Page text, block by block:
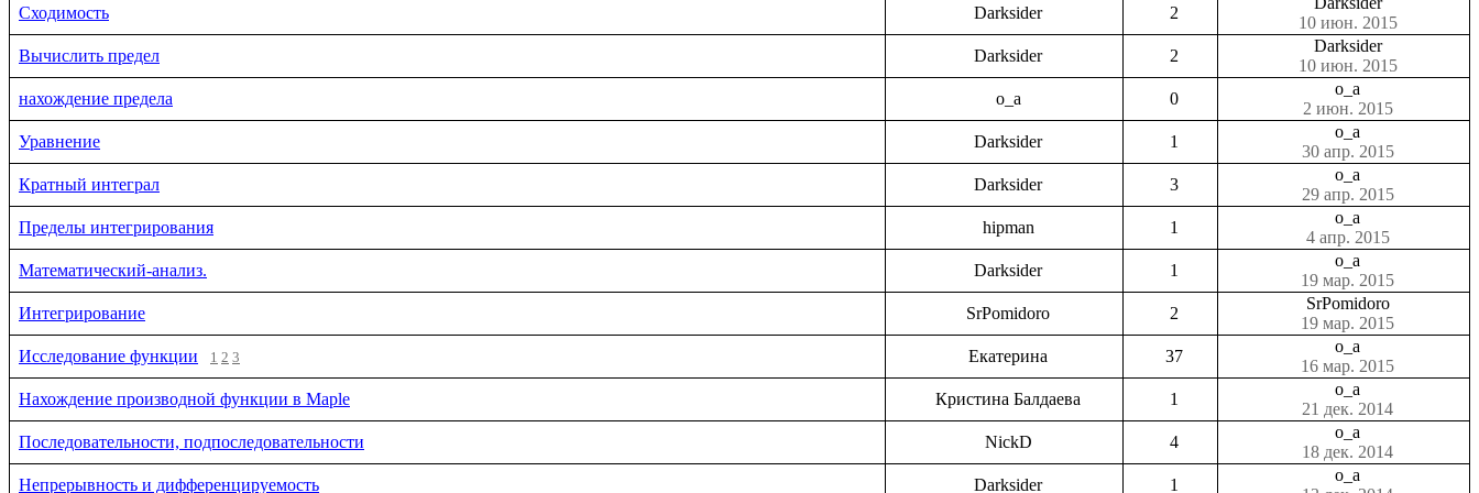
Сходимость
Darksider 2
10 июн. 2015
Вычислить предел
Darksider 2
Darksider
10 июн. 2015
нахождение предела
o_a 0
o_a
2 июн. 2015
Уравнение
Darksider 1
o_a
30 апр. 2015
Кратный интеграл
Darksider 3
o_a
29 апр. 2015
Пределы интегрирования
hipman 1
o_a
4 апр. 2015
Математический-анализ.
Darksider 1
o_a
19 мар. 2015
Интегрирование
SrPomidoro 2
SrPomidoro
19 мар. 2015
Исследование функции
1 2 3 Екатерина 37
o_a
16 мар. 2015
Нахождение производной функции в Maple
Кристина Балдаева 1
o_a
21 дек. 2014
Последовательности, подпоследовательности
NickD 4
o_a
18 дек. 2014
Непрерывность и дифференцируемость
Darksider 1
o_a